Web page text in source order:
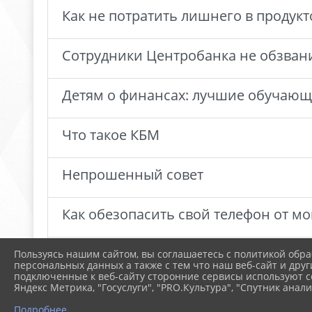
Как не потратить лишнего в
Сотрудники Центробанка не
Детям о финансах: лучшие
Что такое КБМ
Непрошенный совет
Как обезопасить свой телефон от
Как купить билеты в интернете и
1
Пользуясь нашим сайтом, вы соглашаетесь с политикой
персональных данных а также с тем что наш веб-сайт и
подключенные к веб-сайту сторонние сервисы используют
Яндекс Метрика, "Госуслуги", "PRO.Культура", "Спутник